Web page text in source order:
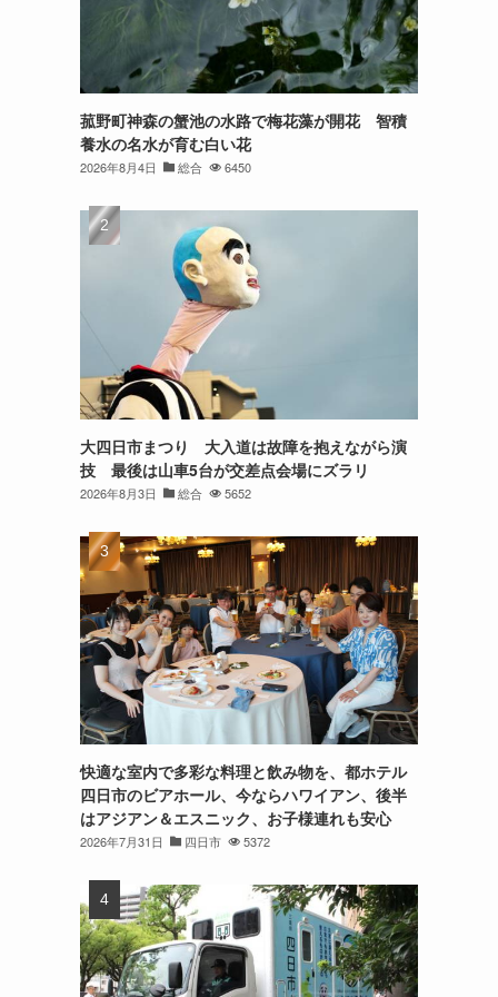
菰野町神森の蟹池の水路で梅花藻が開花 智積
養水の名水が育む白い花
2026年8月4日 総合 6450
大四日市まつり 大入道は故障を抱えながら演
技 最後は山車5台が交差点会場にズラリ
2026年8月3日 総合 5652
快適な室内で多彩な料理と飲み物を、都ホテル
四日市のビアホール、今ならハワイアン、後半
はアジアン＆エスニック、お子様連れも安心
2026年7月31日 四日市 5372